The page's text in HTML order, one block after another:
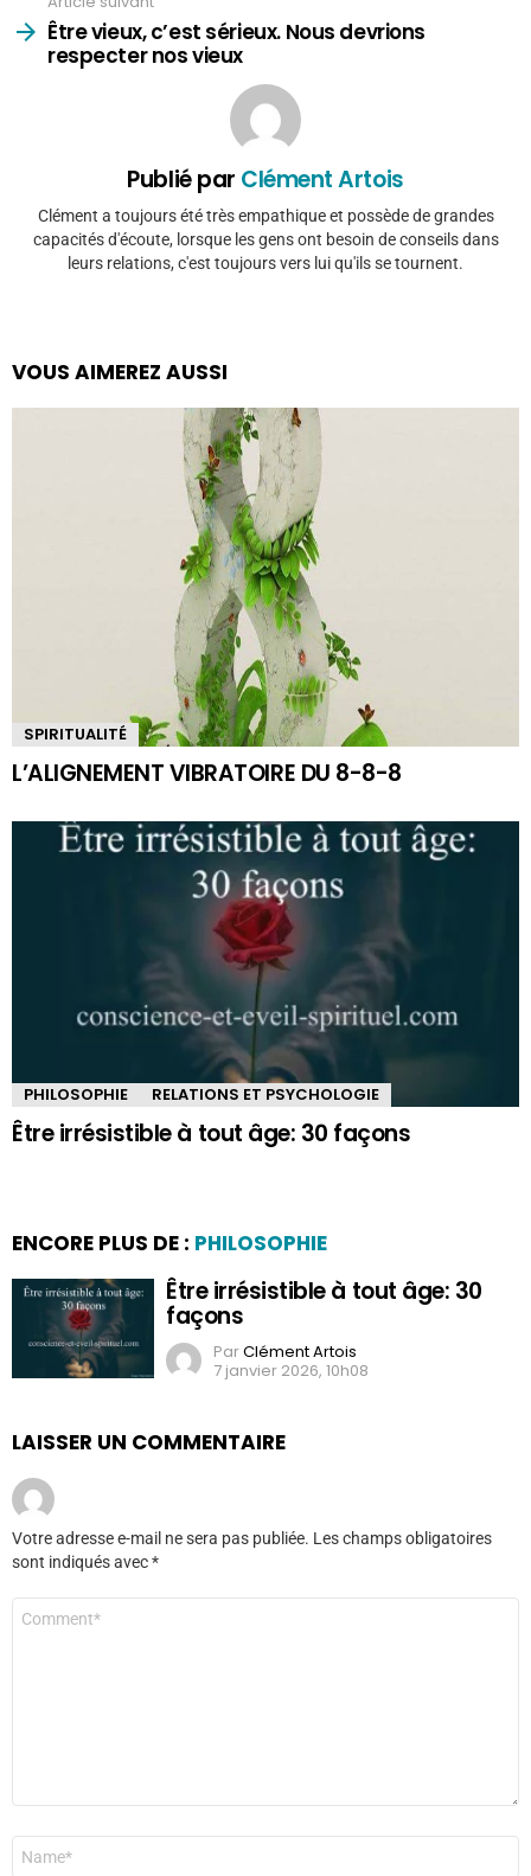
Être vieux, c’est sérieux. Nous devrions
respecter nos vieux
Publié par Clément Artois
Clément a toujours été très empathique et possède de grandes
capacités d'écoute, lorsque les gens ont besoin de conseils dans
leurs relations, c'est toujours vers lui qu'ils se tournent.
VOUS AIMEREZ AUSSI
SPIRITUALITÉ
L’ALIGNEMENT VIBRATOIRE DU 8-8-8
PHILOSOPHIE RELATIONS ET PSYCHOLOGIE
Être irrésistible à tout âge: 30 façons
ENCORE PLUS DE : PHILOSOPHIE
Être irrésistible à tout âge: 30
façons
ParClément Artois
7 janvier 2026, 10h08
LAISSER UN COMMENTAIRE
Votre adresse e-mail ne sera pas publiée. Les champs obligatoires
sont indiqués avec*
Commentaire
Nom